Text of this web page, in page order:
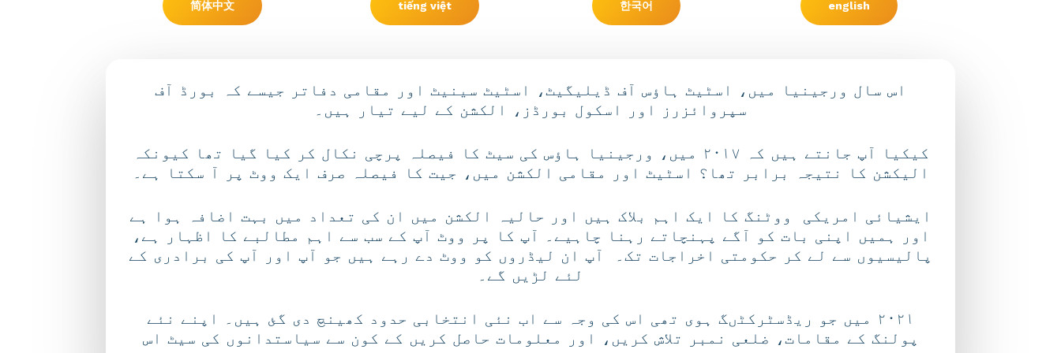
english
한국어
tiếng việt
简体中文
اس سال ورجینیا میں، اسٹیٹ ہاؤس آف ڈیلیگیٹ، اسٹیٹ سینیٹ اور مقامی دفاتر جیسے کہ بورڈ آف
سپروائزرز اور اسکول بورڈز، الکشن کے لیے تیار ہیں۔
کیکیا آپ جانتے ہیں کہ ٢٠١٧ میں، ورجینیا ہاؤس کی سیٹ کا فیصلہ پرچی نکال کر کیا گیا تھا کیونکہ
الیکشن کا نتیجہ برابر تھا؟ اسٹیٹ اور مقامی الکشن میں، جیت کا فیصلہ صرف ایک ووٹ پر آ سکتا ہے۔
ایشیائی امریکی ووٹنگ کا ایک اہم بلاک ہیں اور حالیہ الکشن میں ان کی تعداد میں بہت اضافہ ہوا ہے
اور ہمیں اپنی بات کو آگے پہنچاتے رہنا چاہیے۔ آپ کا پر ووٹ آپ کے سب سے اہم مطالبے کا اظہار ہے،
پالیسیوں سے لے کر حکومتی اخراجات تک۔ آپ ان لیڈروں کو ووٹ دے رہے ہیں جو آپ اور آپ کی برادری کے
لئے لڑیں گے۔
٢٠٢١ میں جو ریڈسٹرکٹںگ ہوی تھی اس کی وجہ سے اب نئی انتخابی حدود کھینچ دی گئ ہیں۔ اپنے نئے
پولنگ کے مقامات، ضلعی نمبر تلاش کریں، اور معلومات حاصل کریں کے کون سے سیاستدانوں کی سیٹ اس